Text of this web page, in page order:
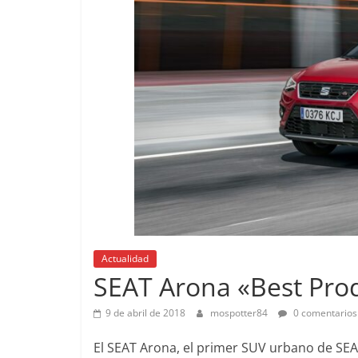
Actualidad
SEAT Arona «Best
9 de abril de 2018 mospotter84 0 comentarios
El SEAT Arona, el primer SUV urbano de
probamos
EQ